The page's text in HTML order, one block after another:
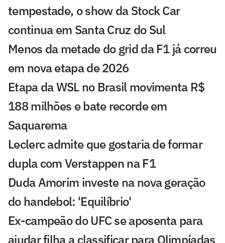
tempestade, o show da Stock Car
continua em Santa Cruz do Sul
Menos da metade do grid da F1 já correu
em nova etapa de 2026
Etapa da WSL no Brasil movimenta R$
188 milhões e bate recorde em
Saquarema
Leclerc admite que gostaria de formar
dupla com Verstappen na F1
Duda Amorim investe na nova geração
do handebol: 'Equilíbrio'
Ex-campeão do UFC se aposenta para
ajudar filha a classificar para Olimpíadas